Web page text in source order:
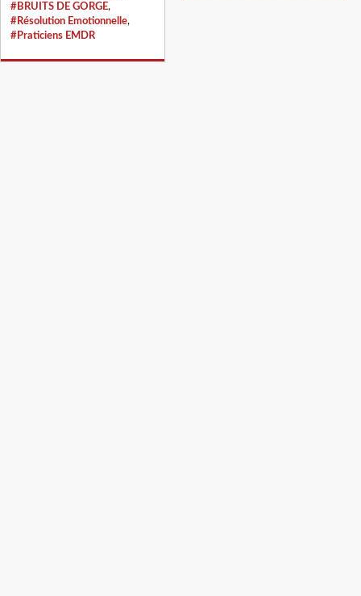
#BRUITS DE GORGE,
#Résolution Emotionnelle,
#Praticiens EMDR